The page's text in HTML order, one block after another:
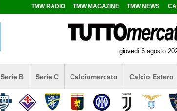
TMW RADIO TMW MAGAZINE TMW NEWS
giovedì 6 agosto
Serie B Serie C Calciomercato Calcio Estero